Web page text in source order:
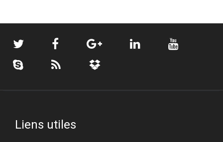
Liens utiles